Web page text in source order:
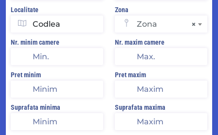
Localitate Zona
×
Zona
Nr. minim camere Nr. maxim camere
Pret minim Pret maxim
Suprafata minima Suprafata maxima